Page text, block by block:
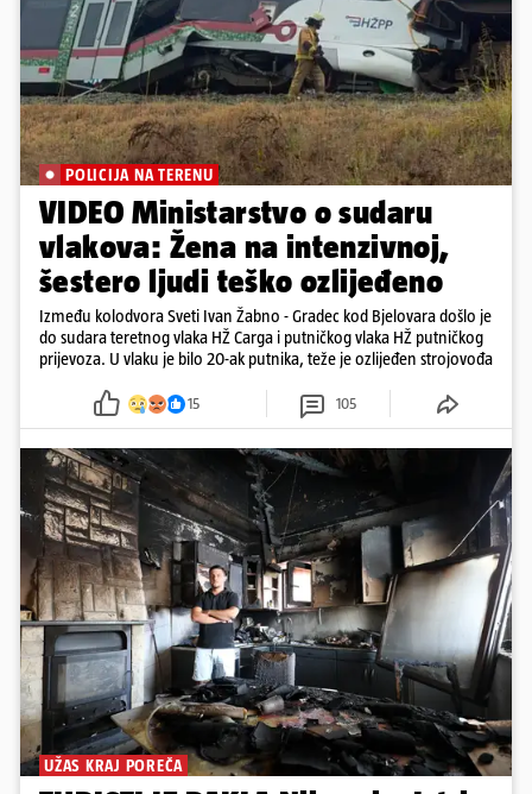
POLICIJA NA TERENU
VIDEO Ministarstvo o sudaru
vlakova: Žena na intenzivnoj,
šestero ljudi teško ozlijeđeno
Između kolodvora Sveti Ivan Žabno - Gradec kod Bjelovara došlo je
do sudara teretnog vlaka HŽ Carga i putničkog vlaka HŽ putničkog
prijevoza. U vlaku je bilo 20-ak putnika, teže je ozlijeđen strojovođa
15 105
UŽAS KRAJ POREČA